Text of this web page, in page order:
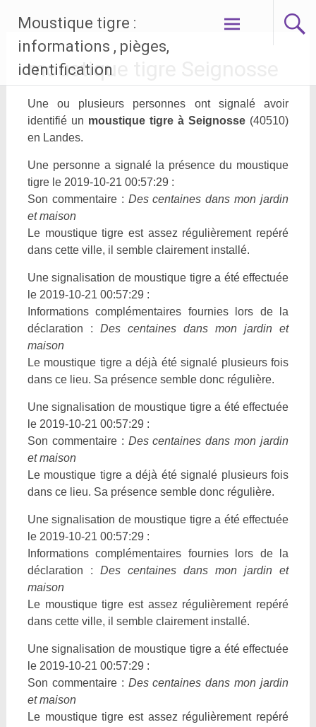
contenu
Moustique tigre :
informations , pièges,
identification
moustique tigre Seignosse
Une ou plusieurs personnes ont signalé avoir
identifié un moustique tigre à Seignosse (40510)
en Landes.
Une personne a signalé la présence du moustique
tigre le 2019-10-21 00:57:29 :
Son commentaire : Des centaines dans mon jardin
et maison
Le moustique tigre est assez régulièrement repéré
dans cette ville, il semble clairement installé.
Une signalisation de moustique tigre a été effectuée
le 2019-10-21 00:57:29 :
Informations complémentaires fournies lors de la
déclaration : Des centaines dans mon jardin et
maison
Le moustique tigre a déjà été signalé plusieurs fois
dans ce lieu. Sa présence semble donc régulière.
Une signalisation de moustique tigre a été effectuée
le 2019-10-21 00:57:29 :
Son commentaire : Des centaines dans mon jardin
et maison
Le moustique tigre a déjà été signalé plusieurs fois
dans ce lieu. Sa présence semble donc régulière.
Une signalisation de moustique tigre a été effectuée
le 2019-10-21 00:57:29 :
Informations complémentaires fournies lors de la
déclaration : Des centaines dans mon jardin et
maison
Le moustique tigre est assez régulièrement repéré
dans cette ville, il semble clairement installé.
Une signalisation de moustique tigre a été effectuée
le 2019-10-21 00:57:29 :
Son commentaire : Des centaines dans mon jardin
et maison
Le moustique tigre est assez régulièrement repéré